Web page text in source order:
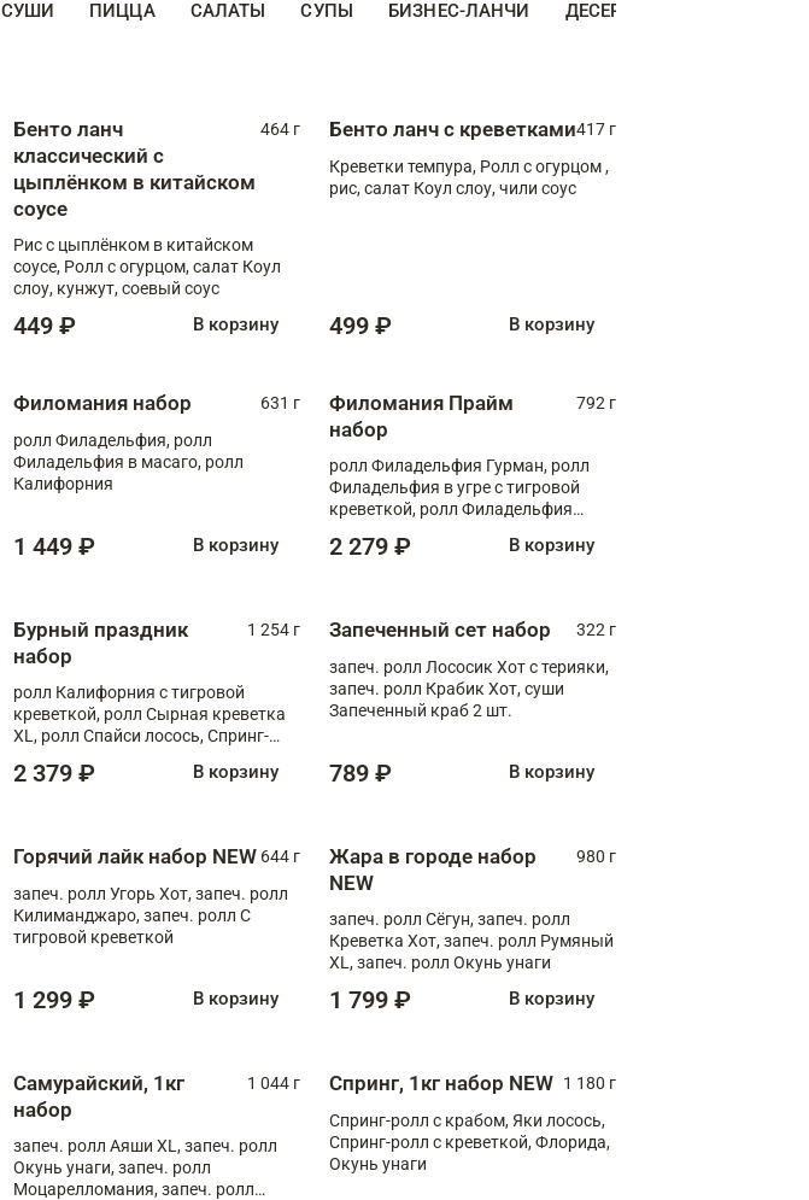
СУШИ ПИЦЦА САЛАТЫ СУПЫ БИЗНЕС-ЛАНЧИ ДЕСЕРТЫ
Бенто ланч
классический с
цыплёнком в китайском
соусе
464 г
Рис с цыплёнком в китайском
соусе, Ролл с огурцом, салат Коул
слоу, кунжут, соевый соус
449 ₽ В корзину
Бенто ланч с креветками417 г
Креветки темпура, Ролл с огурцом ,
рис, салат Коул слоу, чили соус
499 ₽ В корзину
Филомания набор
631 г
ролл Филадельфия, ролл
Филадельфия в масаго, ролл
Калифорния
1 449 ₽ В корзину
Филомания Прайм
набор
792 г
ролл Филадельфия Гурман, ролл
Филадельфия в угре с тигровой
креветкой, ролл Филадельфия
2 279 ₽ В корзину
Бурный праздник
набор
1 254 г
ролл Калифорния с тигровой
креветкой, ролл Сырная креветка
XL, ролл Спайси лосось, Спринг-
Медовая креветка
2 379 ₽ В корзину
Запеченный сет набор
322 г
запеч. ролл Лососик Хот с терияки,
запеч. ролл Крабик Хот, суши
Запеченный краб 2 шт.
789 ₽ В корзину
Горячий лайк набор NEW 644 г
запеч. ролл Угорь Хот, запеч. ролл
Килиманджаро, запеч. ролл С
тигровой креветкой
1 299 ₽ В корзину
Жара в городе набор
NEW
980 г
запеч. ролл Сёгун, запеч. ролл
Креветка Хот, запеч. ролл Румяный
XL, запеч. ролл Окунь унаги
1 799 ₽ В корзину
Самурайский, 1кг
набор
1 044 г
запеч. ролл Аяши XL, запеч. ролл
Окунь унаги, запеч. ролл
Моцарелломания, запеч. ролл
Спринг, 1кг набор NEW 1 180 г
Спринг-ролл с крабом, Яки лосось,
Спринг-ролл с креветкой, Флорида,
Окунь унаги